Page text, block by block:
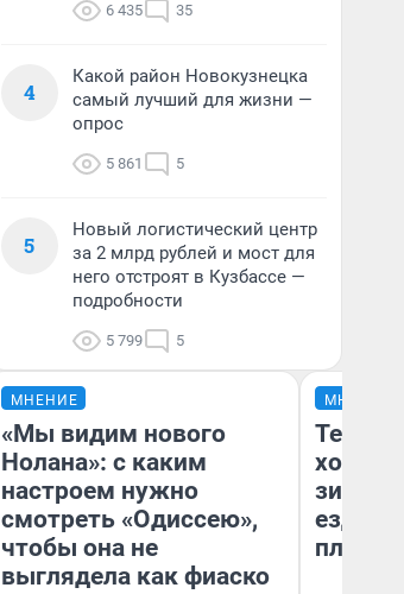
6 435 35
4
Какой район Новокузнецка
самый лучший для жизни —
опрос
5 861 5
5
Новый логистический центр
за 2 млрд рублей и мост для
него отстроят в Кузбассе —
подробности
5 799 5
МНЕНИЕ
«Мы видим нового
Нолана»: с каким
настроем нужно
смотреть «Одиссею»,
чтобы она не
выглядела как фиаско
МНЕНИЕ
Тепло
зимой.
ездит
плюсы